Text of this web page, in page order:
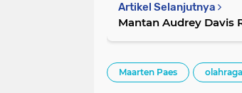
Artikel Selanjutnya
Mantan Audrey Davis
Maarten Paes olahraga